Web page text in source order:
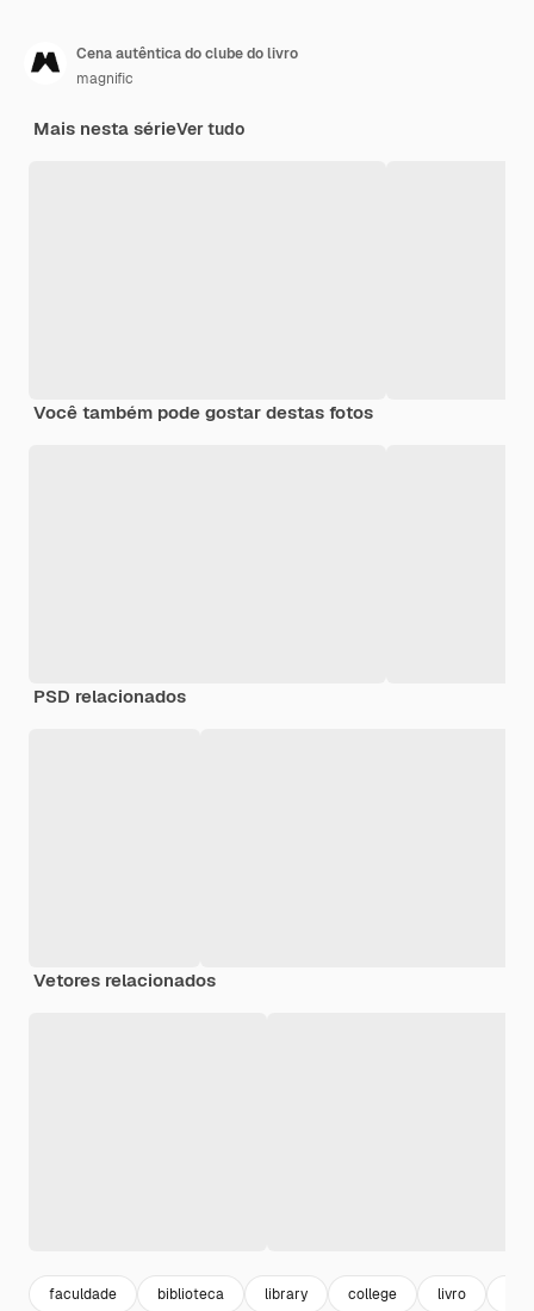
Cena autêntica do clube do livro
magnific
Mais nesta sérieVer tudo
Você também pode gostar destas fotos
PSD relacionados
Vetores relacionados
faculdade biblioteca library college livro